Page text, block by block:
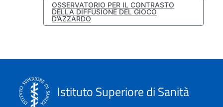
OSSERVATORIO PER IL CONTRASTO
DELLA DIFFUSIONE DEL GIOCO
D’AZZARDO
Istituto Superiore di Sanità